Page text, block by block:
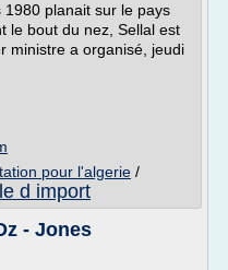
planait sur le pays
le bout du nez, Sellal est
ministre a organisé, jeudi
pour l'algerie /
d import
- Jones